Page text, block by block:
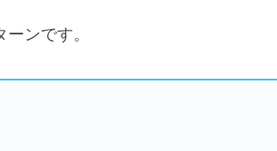
ンです。